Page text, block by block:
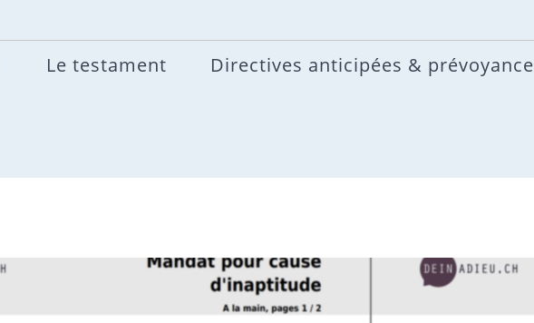
Le testament Directives anticipées & prévoyance